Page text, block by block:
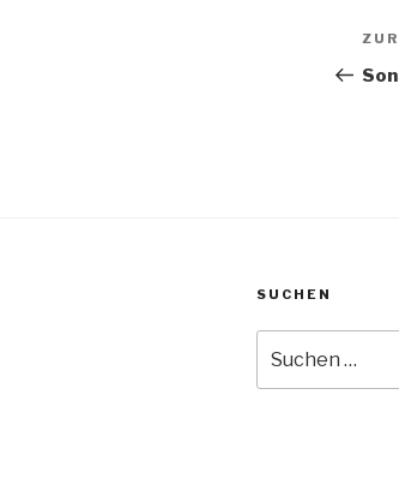
SUCHEN
nach: